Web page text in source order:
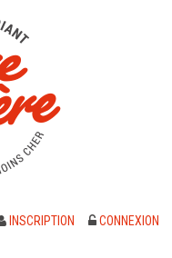
INSCRIPTION CONNEXION